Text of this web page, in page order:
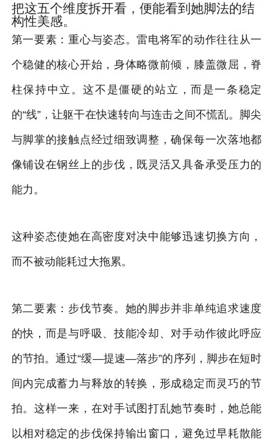
把这五个维度拆开看，便能看到她脚法的结
构性美感。
第一要素：重心与姿态。雷电将军的动作往往从一
个稳健的核心开始，身体略微前倾，膝盖微屈，脊
柱保持中立。这不是僵硬的站立，而是一条稳定
的“线”，让躯干在快速转向与连击之间不慌乱。脚尖
与脚掌的接触点经过细致调整，确保每一次落地都
像铺设在钢丝上的步伐，既灵活又具备承受压力的
能力。
这种姿态使她在高密度对决中能够迅速切换方向，
而不被动能耗过大拖累。
第二要素：步伐节奏。她的脚步并非单纯追求速度
的快，而是与呼吸、技能冷却、对手动作彼此呼应
的节拍。通过“缓—提速—落步”的序列，脚步在短时
间内完成蓄力与释放的转换，形成稳定而灵巧的节
拍。这样一来，在对手试图打乱她节奏时，她总能
以相对稳定的步伐保持输出窗口，避免过早耗散能